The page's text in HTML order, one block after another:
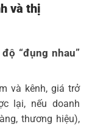
và thị
“đụng nhau”
và kênh, giá trở
lại, nếu doanh
thương hiệu),